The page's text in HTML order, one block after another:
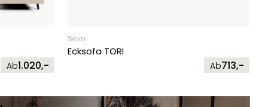
Ab1.020,-
Sevn
Ecksofa TORI
Ab713,-